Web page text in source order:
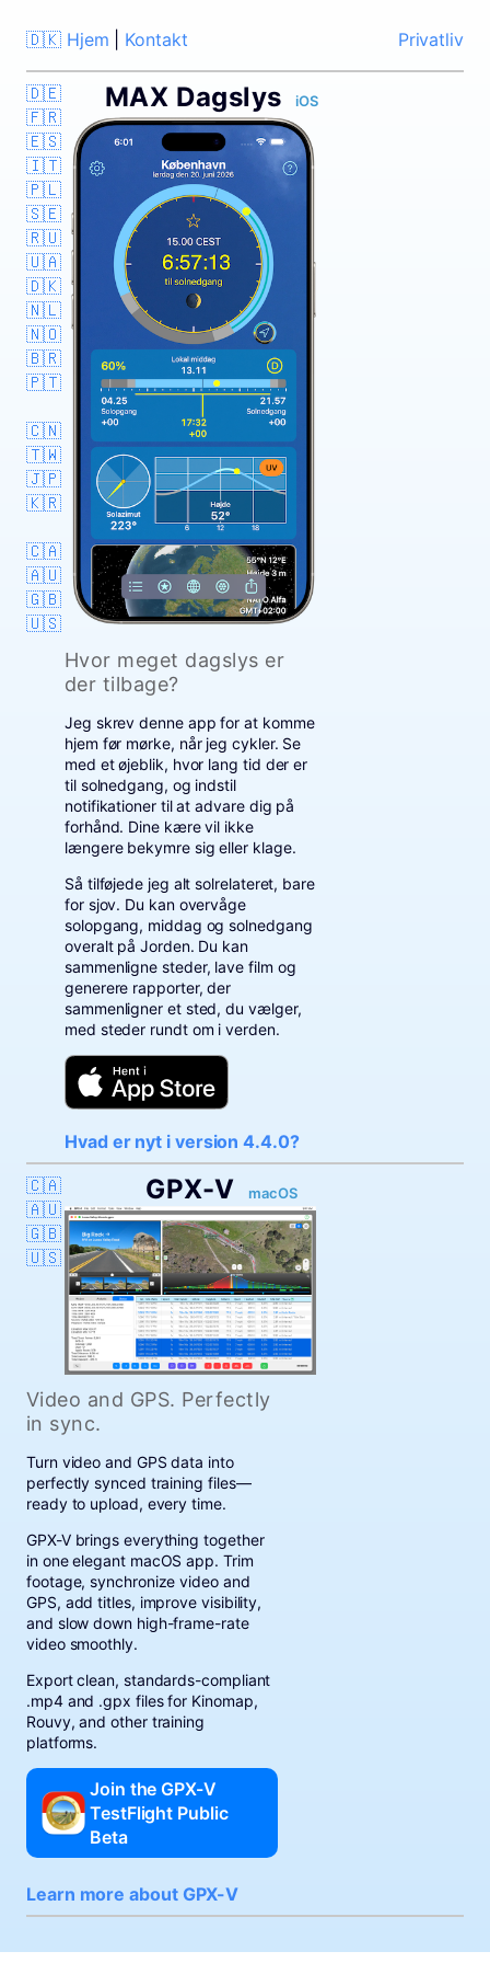
🇩🇰 Hjem Kontakt Privatliv
🇩🇪
🇫🇷
🇪🇸
🇮🇹
🇵🇱
🇸🇪
🇷🇺
🇺🇦
🇩🇰
🇳🇱
🇳🇴
🇧🇷
🇵🇹
🇨🇳
🇹🇼
🇯🇵
🇰🇷
🇨🇦
🇦🇺
🇬🇧
🇺🇸
MAX Dagslys iOS
Hvor meget dagslys er
der tilbage?
Jeg skrev denne app for at komme
hjem før mørke, når jeg cykler. Se
med et øjeblik, hvor lang tid der er
til solnedgang, og indstil
notifikationer til at advare dig på
forhånd. Dine kære vil ikke
længere bekymre sig eller klage.
Så tilføjede jeg alt solrelateret, bare
for sjov. Du kan overvåge
solopgang, middag og solnedgang
overalt på Jorden. Du kan
sammenligne steder, lave film og
generere rapporter, der
sammenligner et sted, du vælger,
med steder rundt om i verden.
Hvad er nyt i version 4.4.0?
🇨🇦
🇦🇺
🇬🇧
🇺🇸
GPX-V macOS
Video and GPS. Perfectly
in sync.
Turn video and GPS data into
perfectly synced training files—
ready to upload, every time.
GPX-V brings everything together
in one elegant macOS app. Trim
footage, synchronize video and
GPS, add titles, improve visibility,
and slow down high-frame-rate
video smoothly.
Export clean, standards-compliant
.mp4 and .gpx files for Kinomap,
Rouvy, and other training
platforms.
Join the GPX-V
TestFlight Public
Beta
Learn more about GPX-V